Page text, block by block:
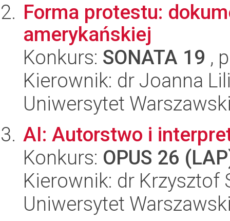
Forma protestu:
amerykańskiej
Konkurs: SONATA 19 ,
Kierownik: dr Joanna
Uniwersytet
AI: Autorstwo i
Konkurs: OPUS 26
Kierownik: dr Krzysztof
Uniwersytet